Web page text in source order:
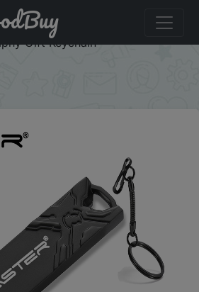
USB Flash Drive 3.0 High
Memory Stick 32GB Pen Drives
Gift Keychain